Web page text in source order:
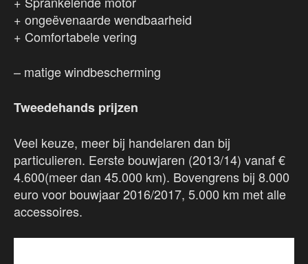
+ ongeëvenaarde wendbaarheid
+ Comfortabele vering
– matige windbescherming
Tweedehands prijzen
Veel keuze, meer bij handelaren dan bij
particulieren. Eerste bouwjaren (2013/14) vanaf €
4.600(meer dan 45.000 km). Bovengrens bij 8.000
euro voor bouwjaar 2016/2017, 5.000 km met alle
accessoires.